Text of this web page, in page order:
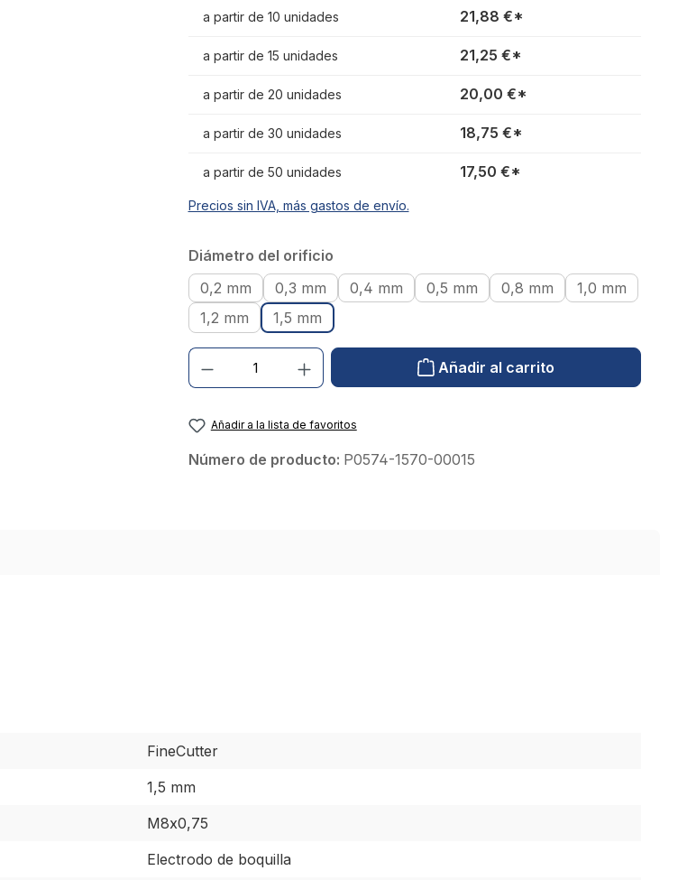
a partir de 10 unidades 21,88 €*
a partir de 15 unidades 21,25 €*
a partir de 20 unidades 20,00 €*
a partir de 30 unidades 18,75 €*
a partir de 50 unidades 17,50 €*
Precios sin IVA, más gastos de envío.
Seleccionar
Diámetro del orificio
0,2 mm
0,3 mm 0,4 mm 0,5 mm 0,8 mm
1,0 mm
1,2 mm
1,5 mm
Cantidad de productos: introduzca el valor deseado o utilice los botones para aumentar o
Añadir al carrito
Añadir a la lista de favoritos
Número de producto: P0574-1570-00015
FineCutter
1,5 mm
M8x0,75
Electrodo de boquilla